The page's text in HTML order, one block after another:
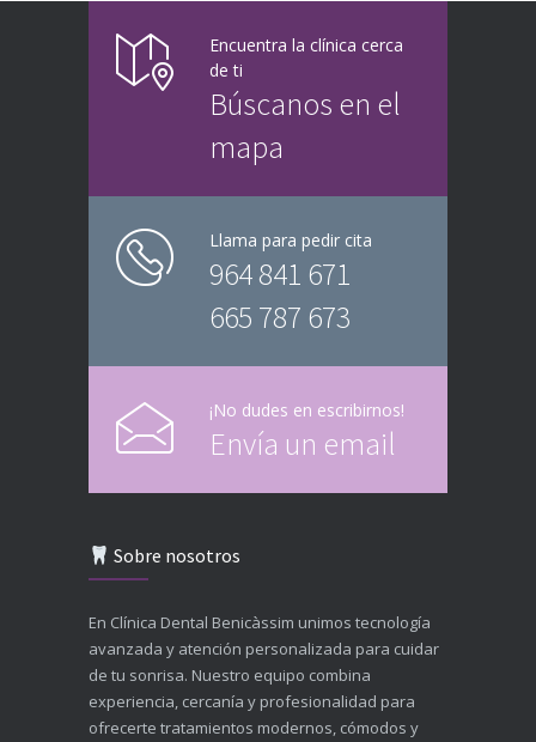
Encuentra la clínica cerca
de ti
Búscanos en el
mapa
Llama para pedir cita
964 841 671
665 787 673
¡No dudes en escribirnos!
Envía un email
Sobre nosotros
En Clínica Dental Benicàssim unimos tecnología
avanzada y atención personalizada para cuidar
de tu sonrisa. Nuestro equipo combina
experiencia, cercanía y profesionalidad para
ofrecerte tratamientos modernos, cómodos y